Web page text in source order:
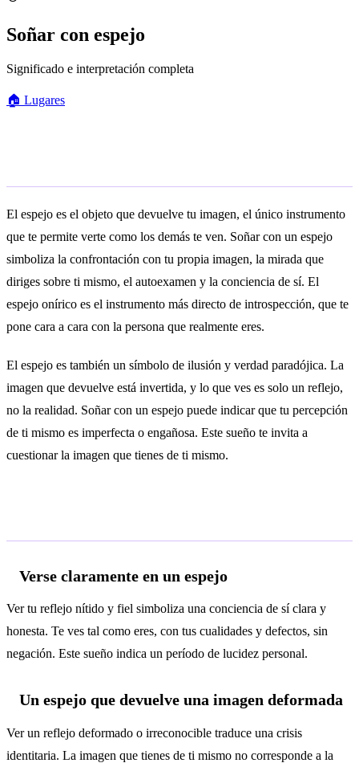
Soñar con espejo
Significado e interpretación completa
🏠 Lugares
El espejo es el objeto que devuelve tu imagen, el único instrumento
que te permite verte como los demás te ven. Soñar con un espejo
simboliza la confrontación con tu propia imagen, la mirada que
diriges sobre ti mismo, el autoexamen y la conciencia de sí. El
espejo onírico es el instrumento más directo de introspección, que te
pone cara a cara con la persona que realmente eres.
El espejo es también un símbolo de ilusión y verdad paradójica. La
imagen que devuelve está invertida, y lo que ves es solo un reflejo,
no la realidad. Soñar con un espejo puede indicar que tu percepción
de ti mismo es imperfecta o engañosa. Este sueño te invita a
cuestionar la imagen que tienes de ti mismo.
Verse claramente en un espejo
Ver tu reflejo nítido y fiel simboliza una conciencia de sí clara y
honesta. Te ves tal como eres, con tus cualidades y defectos, sin
negación. Este sueño indica un período de lucidez personal.
Un espejo que devuelve una imagen deformada
Ver un reflejo deformado o irreconocible traduce una crisis
identitaria. La imagen que tienes de ti mismo no corresponde a la